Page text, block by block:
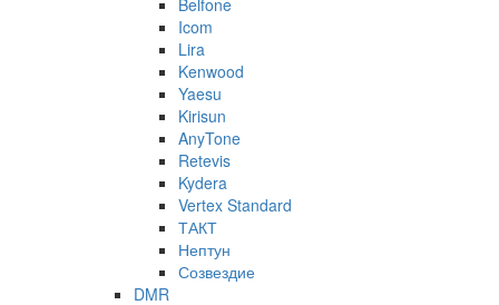
Icom
Lira
Kenwood
Yaesu
Kirisun
AnyTone
Retevis
Kydera
Vertex Standard
ТАКТ
Нептун
Созвездие
DMR